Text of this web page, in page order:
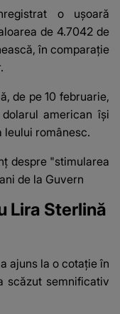
o ușoară
de 4.7042 de
în comparație
de pe 10 februarie,
american își
leului românesc.
despre "stimularea
de la Guvern
Lira Sterlină
a ajuns la o cotație în
scăzut semnificativ